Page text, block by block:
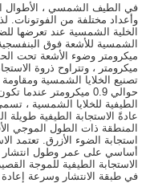
في الطيف الشمسي ، الأطوال
وأعداد مختلفة من الفوتونات.
الخلية الشمسية عند تعرضها
تصنيع الخلايا الشمسية ومقاومة
حوالي 0.9 ميكرومتر
الطيفية للخلايا الشمسية ،
عادةً الاستجابة الطيفية
المنطقة ذات الطول الموجي
استجابة الضوء الأزرق. تعتمد
أساسي على عمر وطول انتشار
الاستجابة الطيفية للموجة
في طبقة الانتشار وسرعة